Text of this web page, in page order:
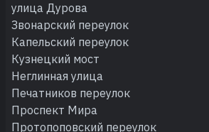
улица Дурова
Звонарский переулок
Капельский переулок
Кузнецкий мост
Неглинная улица
Печатников переулок
Проспект Мира
Протопоповский переулок